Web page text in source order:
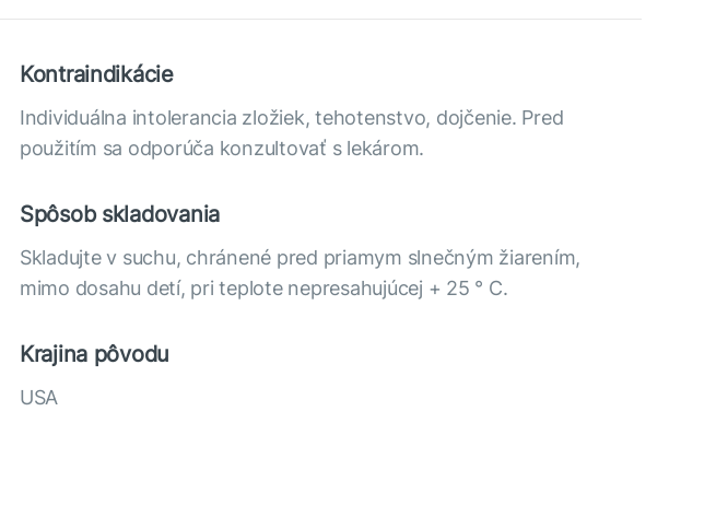
Kontraindikácie
Individuálna intolerancia zložiek, tehotenstvo, dojčenie. Pred
použitím sa odporúča konzultovať s lekárom.
Spôsob skladovania
Skladujte v suchu, chránené pred priamym slnečným žiarením,
mimo dosahu detí, pri teplote nepresahujúcej + 25 ° C.
Krajina pôvodu
USA